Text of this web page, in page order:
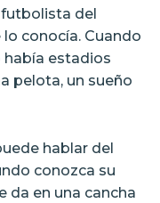
del
conocía. Cuando
había estadios
pelota, un sueño
hablar del
conozca su
da en una cancha